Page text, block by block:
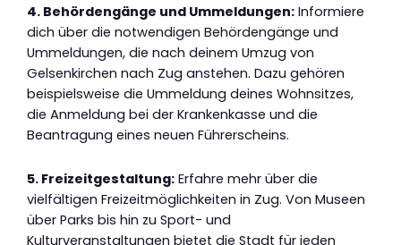
4. Behördengänge und Ummeldungen: Informiere
dich über die notwendigen Behördengänge und
Ummeldungen, die nach deinem Umzug von
Gelsenkirchen nach Zug anstehen. Dazu gehören
beispielsweise die Ummeldung deines Wohnsitzes,
die Anmeldung bei der Krankenkasse und die
Beantragung eines neuen Führerscheins.
5. Freizeitgestaltung: Erfahre mehr über die
vielfältigen Freizeitmöglichkeiten in Zug. Von Museen
über Parks bis hin zu Sport- und
Kulturveranstaltungen bietet die Stadt für jeden